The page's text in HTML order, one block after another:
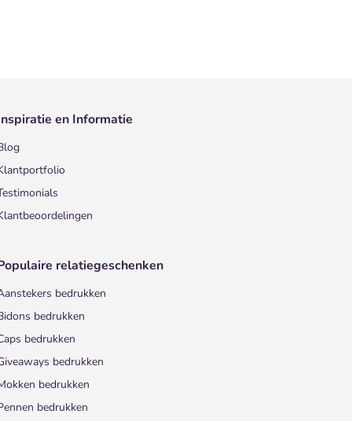
en Informatie
relatiegeschenken
bedrukken
bedrukken
bedrukken
bedrukken
bedrukken
bedrukken